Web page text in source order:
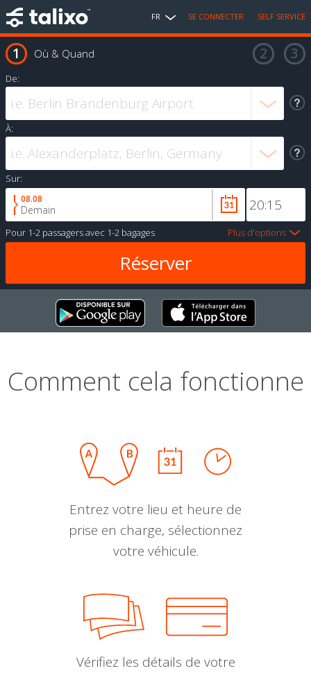
FR SE CONNECTER SELF SERVICE
Où & Quand
De:
À:
Sur:
08.08
Demain
Pour 1-2 passagersavec 1-2 bagages Plus d'options
Comment cela fonctionne
Entrez votre lieu et heure de
prise en charge, sélectionnez
votre véhicule.
Vérifiez les détails de votre